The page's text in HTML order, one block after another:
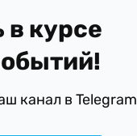
в курсе
канал в Telegram